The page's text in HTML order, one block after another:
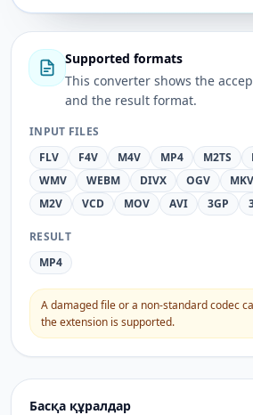
Supported formats
This converter shows the
and the result format.
INPUT FILES
FLV
F4V M4V MP4 M2TS
WMV
WEBM DIVX OGV MKV
M2V
VCD MOV AVI 3GP
RESULT
MP4
A damaged file or a non-standard codec
the extension is supported.
Басқа құралдар